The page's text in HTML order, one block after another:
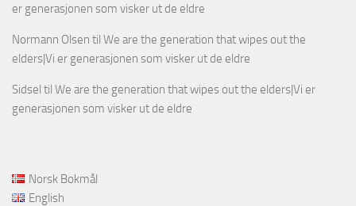
er generasjonen som visker ut de eldre
Normann Olsen til We are the generation that wipes out the
elders|Vi er generasjonen som visker ut de eldre
Sidsel til We are the generation that wipes out the elders|Vi er
generasjonen som visker ut de eldre
Norsk Bokmål
English